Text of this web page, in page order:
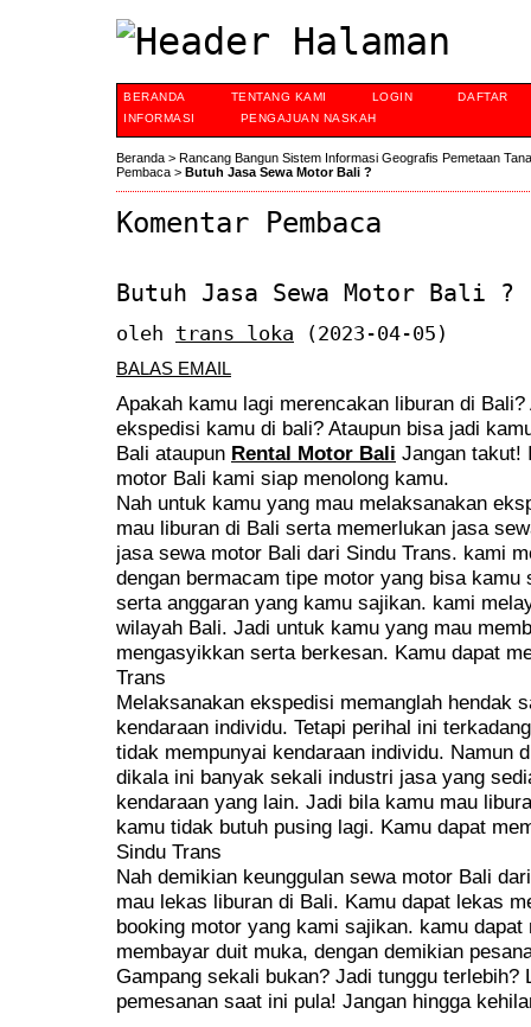
BERANDA TENTANG KAMI LOGIN
DAFTAR
INFORMASI
PENGAJUAN NASKAH
Beranda > Rancang Bangun Sistem Informasi Geografis Pemetaan
Pembaca > Butuh Jasa Sewa Motor Bali ?
Komentar Pembaca
Butuh Jasa Sewa Motor Bali ?
oleh trans loka (2023-04-05)
BALAS EMAIL
Apakah kamu lagi merencakan liburan di
ekspedisi kamu di bali? Ataupun bisa jadi
Bali ataupun Rental Motor Bali Jangan takut!
motor Bali kami siap menolong kamu.
Nah untuk kamu yang mau melaksanakan
mau liburan di Bali serta memerlukan jasa
jasa sewa motor Bali dari Sindu Trans. kami
dengan bermacam tipe motor yang bisa
serta anggaran yang kamu sajikan. kami
wilayah Bali. Jadi untuk kamu yang mau
mengasyikkan serta berkesan. Kamu dapat
Trans
Melaksanakan ekspedisi memanglah hendak
kendaraan individu. Tetapi perihal ini
tidak mempunyai kendaraan individu. Namun
dikala ini banyak sekali industri jasa yang
kendaraan yang lain. Jadi bila kamu mau
kamu tidak butuh pusing lagi. Kamu dapat
Sindu Trans
Nah demikian keunggulan sewa motor Bali
mau lekas liburan di Bali. Kamu dapat lekas
booking motor yang kami sajikan. kamu
membayar duit muka, dengan demikian
Gampang sekali bukan? Jadi tunggu
pemesanan saat ini pula! Jangan hingga